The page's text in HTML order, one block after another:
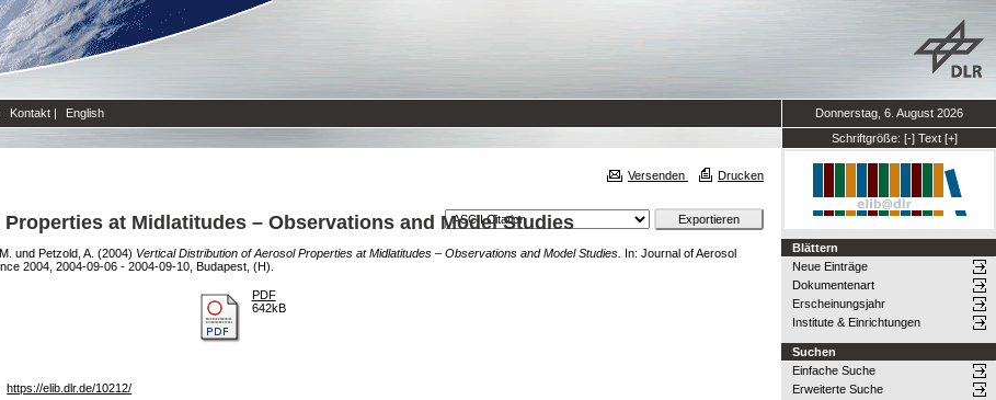
Kontakt | English
Donnerstag, 6. August 2026
Schriftgröße: [-] Text [+]
Versenden Drucken
at Midlatitudes – Observations and Model Studies
und Petzold, A. (2004) Vertical Distribution of Aerosol Properties at Midlatitudes – Observations and Model Studies. In: Journal of Aerosol
2004, 2004-09-06 - 2004-09-10, Budapest, (H).
PDF
642kB
https://elib.dlr.de/10212/
Blättern
Neue Einträge
Dokumentenart
Erscheinungsjahr
Institute & Einrichtungen
Suchen
Einfache Suche
Erweiterte Suche